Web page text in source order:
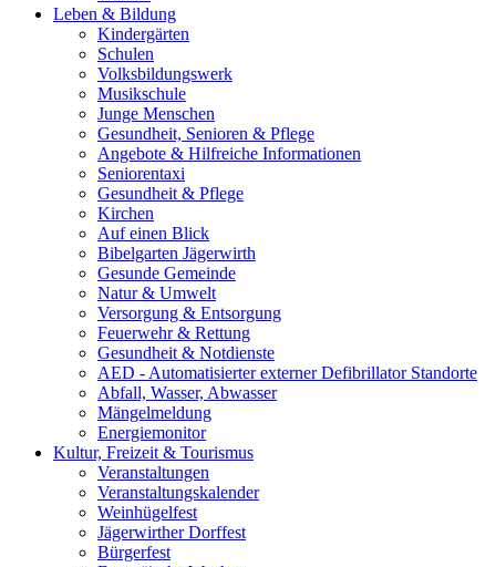
Leben & Bildung
Kindergärten
Schulen
Volksbildungswerk
Musikschule
Junge Menschen
Gesundheit, Senioren & Pflege
Angebote & Hilfreiche Informationen
Seniorentaxi
Gesundheit & Pflege
Kirchen
Auf einen Blick
Bibelgarten Jägerwirth
Gesunde Gemeinde
Natur & Umwelt
Versorgung & Entsorgung
Feuerwehr & Rettung
Gesundheit & Notdienste
AED - Automatisierter externer Defibrillator Standorte
Abfall, Wasser, Abwasser
Mängelmeldung
Energiemonitor
Kultur, Freizeit & Tourismus
Veranstaltungen
Veranstaltungskalender
Weinhügelfest
Jägerwirther Dorffest
Bürgerfest